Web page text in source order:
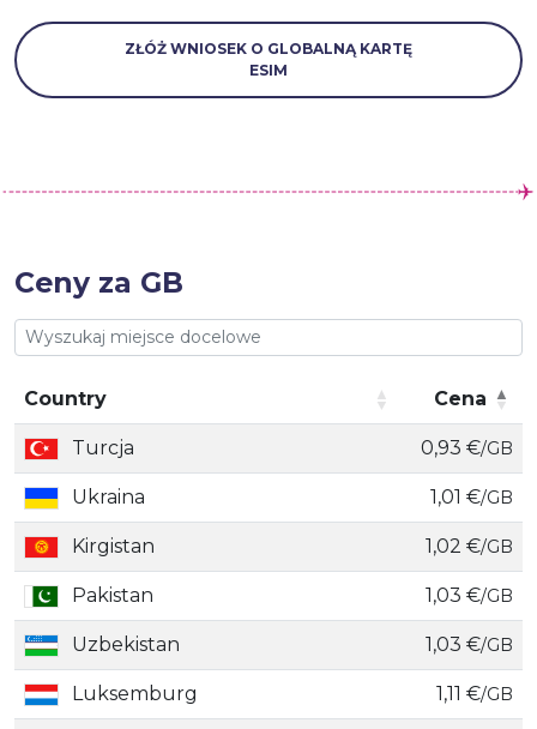
ZŁÓŻ WNIOSEK O GLOBALNĄ KARTĘ
ESIM
Ceny za GB
Country
Cena
Country
Cena
Turcja 0,93 €/GB
Ukraina 1,01 €/GB
Kirgistan 1,02 €/GB
Pakistan 1,03 €/GB
Uzbekistan 1,03 €/GB
Luksemburg 1,11 €/GB